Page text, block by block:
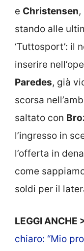
e Christensen
stando alle
‘Tuttosport’: il
inserire
Paredes, già
scorsa
saltato con
l’ingresso in
l’offerta in
come
soldi per il
LEGGI ANCHE
chiaro: “Mio